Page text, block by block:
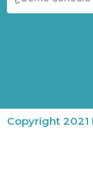
Copyright 2021